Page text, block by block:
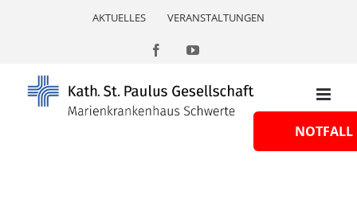
AKTUELLES VERANSTALTUNGEN
FacebookYouTube
NOTFALL